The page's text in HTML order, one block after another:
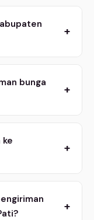
+
bunga
+
ke
+
+